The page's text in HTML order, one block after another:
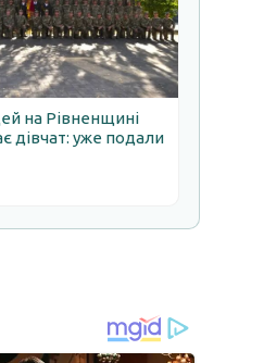
на Рівненщині
дівчат: уже подали